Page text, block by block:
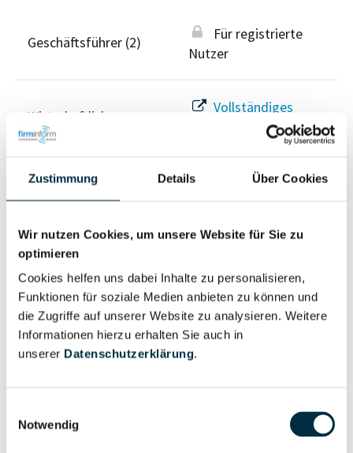
Zustimmung Details Über Cookies
Wir nutzen Cookies, um unsere Website für Sie zu
optimieren
Cookies helfen uns dabei Inhalte zu personalisieren,
Funktionen für soziale Medien anbieten zu können und
die Zugriffe auf unserer Website zu analysieren. Weitere
Informationen hierzu erhalten Sie auch in
unserer Datenschutzerklärung.
Notwendig
Geschäftsführer (2)
Für registrierte
Nutzer
Wirtschaftlich
Berechtigter
Vollständiges
Unternehmensprofil
Gesellschafterstruktur
Vollständiges
Unternehmensprofil
anfragen